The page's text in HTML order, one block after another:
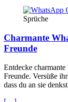
Sprüche
Charmante
Freunde
Entdecke
Freunde. Versüße
dass du an sie